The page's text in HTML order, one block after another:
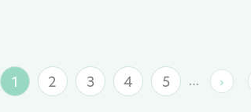
Page
1 Page
2 Page
3 Page
4 Page
5 …
Page
›